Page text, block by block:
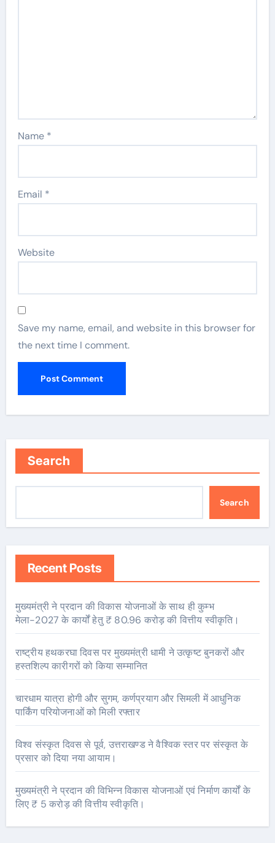
Name *
Email *
Website
Save my name, email, and website in this browser for
the next time I comment.
Search
Search
Recent Posts
मुख्यमंत्री ने प्रदान की विकास योजनाओं के साथ ही कुम्भ
मेला-2027 के कार्यों हेतु ₹ 80.96 करोड़ की वित्तीय स्वीकृति।
राष्ट्रीय हथकरघा दिवस पर मुख्यमंत्री धामी ने उत्कृष्ट बुनकरों और
हस्तशिल्प कारीगरों को किया सम्मानित
चारधाम यात्रा होगी और सुगम, कर्णप्रयाग और सिमली में आधुनिक
पार्किंग परियोजनाओं को मिली रफ्तार
विश्व संस्कृत दिवस से पूर्व, उत्तराखण्ड ने वैश्विक स्तर पर संस्कृत के
प्रसार को दिया नया आयाम।
मुख्यमंत्री ने प्रदान की विभिन्न विकास योजनाओं एवं निर्माण कार्यों के
लिए ₹ 5 करोड़ की वित्तीय स्वीकृति।